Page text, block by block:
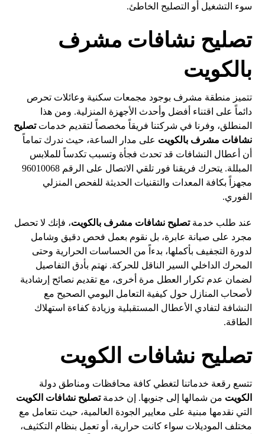
سوء التشغيل أو التصليح الخاطئ.
تصليح نشافات مشرف
بالكويت
تتميز منطقة مشرف بوجود مجمعات سكنية وعائلات تحرص
دائماً على اقتناء أفضل وأحدث الأجهزة المنزلية. ومن هذا
المنطلق، وفرنا في شركتنا فريقاً مخصصاً لتقديم خدماتتصليح
نشافات مشرف بالكويت على مدار الساعة، حيث ندرك تماماً
أن أعطال النشافات قد تحدث فجأة وتسبب تكدساً للملابس
المبللة. يتحرك فريقنا فور تلقي الاتصال على الرقم 96010068
مجهزاً بكافة المعدات والتقنيات الحديثة للفحص المنزلي
الفوري.
عند طلب خدمةتصليح نشافات مشرف بالكويت، فإنك لا تحصل
مجرد على صيانة عابرة، بل نقوم بعمل فحص دقيق وشامل
لدورة التجفيف بأكملها، بدءاً من الحساسات الحرارية وحتى
المحرك الداخلي السير الناقل للحركة. نهتم بأدق التفاصيل
لضمان عدم تكرار العطل مرة أخرى، مع تقديم نصائح إرشادية
لأصحاب المنازل حول كيفية التعامل اليومي الصحيح مع
النشافة لتفادي الأعطال المستقبلية وزيادة كفاءة استهلاك
الطاقة.
تصليح نشافات الكويت
تتسع رقعة خدماتنا لتغطي كافة محافظات ومناطق دولة
الكويت من شمالها إلى جنوبها. إن خدمةتصليح نشافات الكويت
التي نقدمها مبنية على معايير الجودة العالمية، حيث نتعامل مع
مختلف الموديلات سواء كانت حرارية، أو تعمل بنظام التكثيف،